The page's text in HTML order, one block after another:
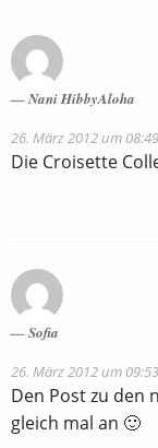
Nani HibbyAloha
26. März 2012 um
Die Croisette
Sofia
26. März 2012 um
Den Post zu den
gleich mal an 🙂